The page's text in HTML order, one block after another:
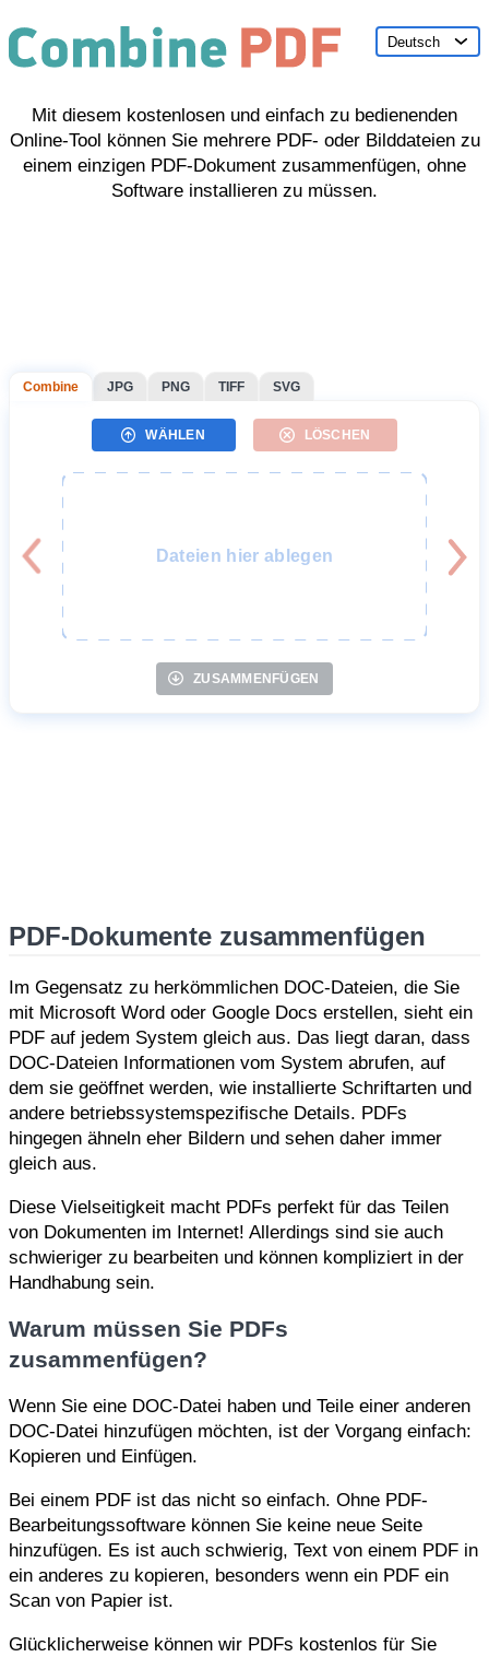
Deutsch
Mit diesem kostenlosen und einfach zu bedienenden
Online-Tool können Sie mehrere PDF- oder Bilddateien zu
einem einzigen PDF-Dokument zusammenfügen, ohne
Software installieren zu müssen.
Combine JPG PNG TIFF SVG
WÄHLEN LÖSCHEN
Dateien hier ablegen
ZUSAMMENFÜGEN
PDF-Dokumente zusammenfügen
Im Gegensatz zu herkömmlichen DOC-Dateien, die Sie
mit Microsoft Word oder Google Docs erstellen, sieht ein
PDF auf jedem System gleich aus. Das liegt daran, dass
DOC-Dateien Informationen vom System abrufen, auf
dem sie geöffnet werden, wie installierte Schriftarten und
andere betriebssystemspezifische Details. PDFs
hingegen ähneln eher Bildern und sehen daher immer
gleich aus.
Diese Vielseitigkeit macht PDFs perfekt für das Teilen
von Dokumenten im Internet! Allerdings sind sie auch
schwieriger zu bearbeiten und können kompliziert in der
Handhabung sein.
Warum müssen Sie PDFs
zusammenfügen?
Wenn Sie eine DOC-Datei haben und Teile einer anderen
DOC-Datei hinzufügen möchten, ist der Vorgang einfach:
Kopieren und Einfügen.
Bei einem PDF ist das nicht so einfach. Ohne PDF-
Bearbeitungssoftware können Sie keine neue Seite
hinzufügen. Es ist auch schwierig, Text von einem PDF in
ein anderes zu kopieren, besonders wenn ein PDF ein
Scan von Papier ist.
Glücklicherweise können wir PDFs kostenlos für Sie